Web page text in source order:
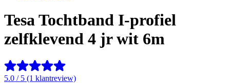
Tesa Tochtband I-profiel
zelfklevend 4 jr wit 6m
5.0 / 5 (1 klantreview)